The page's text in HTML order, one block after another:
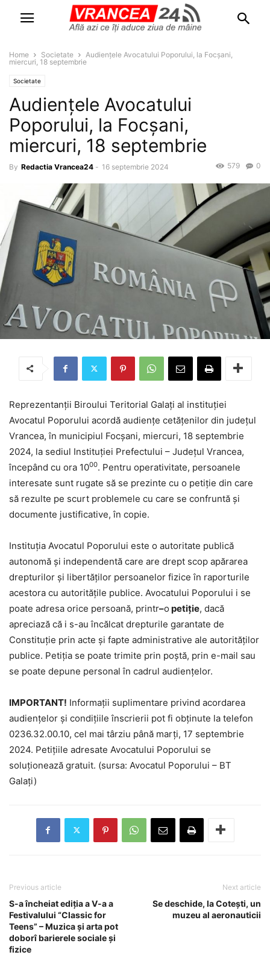
Home Societate
Audiențele Avocatului Poporului, la Focșani,
miercuri, 18 septembrie
Societate
Audiențele Avocatului
Poporului, la Focșani,
miercuri, 18 septembrie
By Redactia Vrancea24 - 16 septembrie 2024 0
579
Reprezentanții Biroului Teritorial Galaţi al instituției
Avocatul Poporului acordă audiențe cetățenilor din județul
Vrancea, în municipiul Focșani, miercuri, 18 septembrie
2024, la sediul Instituției Prefectului – Județul Vrancea,
începând cu ora 1000. Pentru operativitate, persoanele
interesate sunt rugate să se prezinte cu o petiție din care
să rezulte pe scurt problemele cu care se confruntă și
documente justificative, în copie.
Instituția Avocatul Poporului este o autoritate publică
autonomă și independentă care are drept scop apărarea
drepturilor și libertăților persoanelor fizice în raporturile
acestora cu autoritățile publice. Avocatului Poporului i se
poate adresa orice persoană, printr–o petiție, dacă
apreciază că i s-au încălcat drepturile garantate de
Constituție prin acte și fapte administrative ale autorităților
publice. Petiția se poate trimite prin poștă, prin e-mail sau
se poate depune personal în cadrul audiențelor.
IMPORTANT! Informații suplimentare privind acordarea
audiențelor și condițiile înscrierii pot fi obținute la telefon
0236.32.00.10, cel mai târziu până marți, 17 septembrie
2024. Petițiile adresate Avocatului Poporului se
soluționează gratuit. (sursa: Avocatul Poporului – BT
Galați)
Previous article
S-a încheiat ediția a V-a a
Festivalului “Classic for
Teens” – Muzica și arta pot
doborî barierele sociale și
fizice
Next article
Se deschide, la Cotești, un
muzeu al aeronauticii